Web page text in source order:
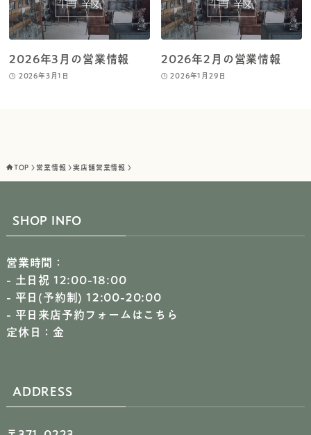
2026年3月の営業情報
2026年3月1日
2026年2月の営業情報
2026年1月29日
TOP 営業情報 実店舗営業情報
SHOP INFO
営業時間：
- 土日祝 12:00-18:00
- 平日(予約制) 12:00-20:00
- 平日来店予約フォームはこちら
定休日：金
ADDRESS